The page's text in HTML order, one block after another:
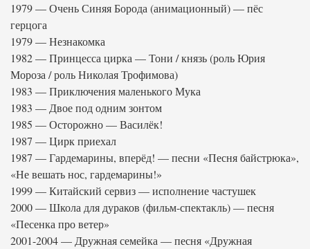
1979 — Очень Синяя Борода (анимационный) — пёс
герцога
1979 — Незнакомка
1982 — Принцесса цирка — Тони / князь (роль Юрия
Мороза / роль Николая Трофимова)
1983 — Приключения маленького Мука
1983 — Двое под одним зонтом
1985 — Осторожно — Василёк!
1987 — Цирк приехал
1987 — Гардемарины, вперёд! — песни «Песня байстрюка»,
«Не вешать нос, гардемарины!»
1999 — Китайский сервиз — исполнение частушек
2000 — Школа для дураков (фильм-спектакль) — песня
«Песенка про ветер»
2001-2004 — Дружная семейка — песня «Дружная